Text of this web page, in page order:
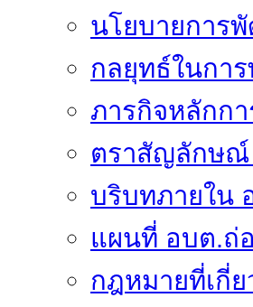
นโยบายการ
กลยุทธ์ในกา
ภารกิจหลักก
ตราสัญลักษ
บริบทภายใน
แผนที่ อบต.ถ่
กฎหมายที่เกี่ย